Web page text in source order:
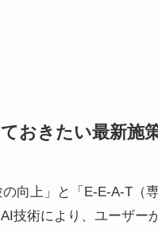
おきたい最新施
向上」と「E-E-A-T（
技術により、ユーザー